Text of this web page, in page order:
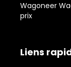
Wagoneer
prix
Liens